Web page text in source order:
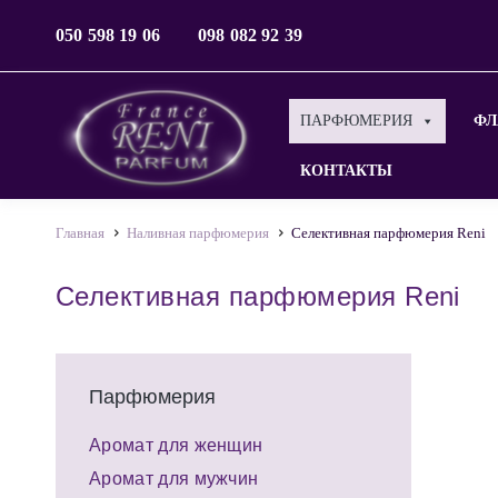
050 598 19 06 098 082 92 39
ПАРФЮМЕРИЯ
КОНТАКТЫ
Главная Наливная парфюмерия Селективная парфюмерия Reni
Селективная парфюмерия Reni
Парфюмерия
Аромат для женщин
Аромат для мужчин